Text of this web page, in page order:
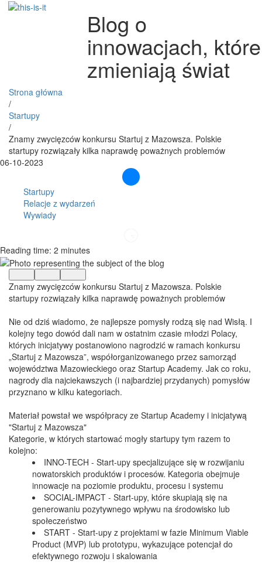
Blog o
innowacjach, które
zmieniają świat
Strona główna
/
Startupy
/
Znamy zwycięzców konkursu Startuj z Mazowsza. Polskie
startupy rozwiązały kilka naprawdę poważnych problemów
06-10-2023
Startupy
Relacje z wydarzeń
Wywiady
Reading time: 2 minutes
Znamy zwycięzców konkursu Startuj z Mazowsza. Polskie
startupy rozwiązały kilka naprawdę poważnych problemów
Nie od dziś wiadomo, że najlepsze pomysły rodzą się nad Wisłą. I
kolejny tego dowód dali nam w ostatnim czasie młodzi Polacy,
których inicjatywy postanowiono nagrodzić w ramach konkursu
„Startuj z Mazowsza”, współorganizowanego przez samorząd
województwa Mazowieckiego oraz Startup Academy. Jak co roku,
nagrody dla najciekawszych (i najbardziej przydanych) pomysłów
przyznano w kilku kategoriach.
Materiał powstał we współpracy ze Startup Academy i inicjatywą
"Startuj z Mazowsza"
Kategorie, w których startować mogły startupy tym razem to
kolejno:
INNO-TECH - Start-upy specjalizujące się w rozwijaniu
nowatorskich produktów i procesów. Kategoria obejmuje
innowacje na poziomie produktu, procesu i systemu
SOCIAL-IMPACT - Start-upy, które skupiają się na
generowaniu pozytywnego wpływu na środowisko lub
społeczeństwo
START - Start-upy z projektami w fazie Minimum Viable
Product (MVP) lub prototypu, wykazujące potencjał do
efektywnego rozwoju i skalowania